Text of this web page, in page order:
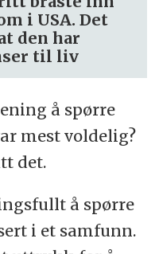
.
i USA. Det
den har
til liv
å spørre
mest voldelig?
det.
å spørre
i et samfunn.